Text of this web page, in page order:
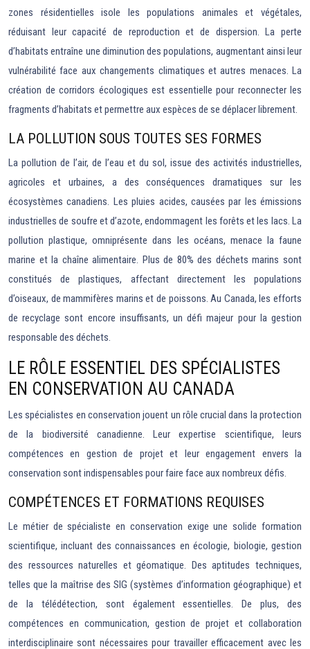
zones résidentielles isole les populations animales et végétales,
réduisant leur capacité de reproduction et de dispersion. La perte
d’habitats entraîne une diminution des populations, augmentant ainsi leur
vulnérabilité face aux changements climatiques et autres menaces. La
création de corridors écologiques est essentielle pour reconnecter les
fragments d’habitats et permettre aux espèces de se déplacer librement.
LA POLLUTION SOUS TOUTES SES FORMES
La pollution de l’air, de l’eau et du sol, issue des activités industrielles,
agricoles et urbaines, a des conséquences dramatiques sur les
écosystèmes canadiens. Les pluies acides, causées par les émissions
industrielles de soufre et d’azote, endommagent les forêts et les lacs. La
pollution plastique, omniprésente dans les océans, menace la faune
marine et la chaîne alimentaire. Plus de 80% des déchets marins sont
constitués de plastiques, affectant directement les populations
d’oiseaux, de mammifères marins et de poissons. Au Canada, les efforts
de recyclage sont encore insuffisants, un défi majeur pour la gestion
responsable des déchets.
LE RÔLE ESSENTIEL DES SPÉCIALISTES
EN CONSERVATION AU CANADA
Les spécialistes en conservation jouent un rôle crucial dans la protection
de la biodiversité canadienne. Leur expertise scientifique, leurs
compétences en gestion de projet et leur engagement envers la
conservation sont indispensables pour faire face aux nombreux défis.
COMPÉTENCES ET FORMATIONS REQUISES
Le métier de spécialiste en conservation exige une solide formation
scientifique, incluant des connaissances en écologie, biologie, gestion
des ressources naturelles et géomatique. Des aptitudes techniques,
telles que la maîtrise des SIG (systèmes d’information géographique) et
de la télédétection, sont également essentielles. De plus, des
compétences en communication, gestion de projet et collaboration
interdisciplinaire sont nécessaires pour travailler efficacement avec les